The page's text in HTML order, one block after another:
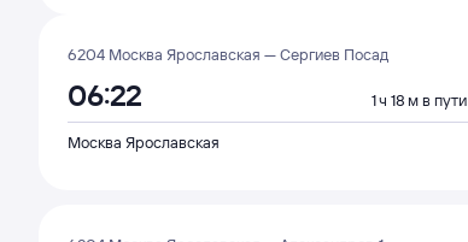
6204 Москва Ярославская — Сергиев Посад
06:22 1 ч 18 м в пути
Москва Ярославская